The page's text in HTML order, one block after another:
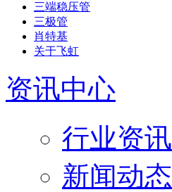
三端稳压管
三极管
肖特基
关于飞虹
资讯中心
行业资讯
新闻动态